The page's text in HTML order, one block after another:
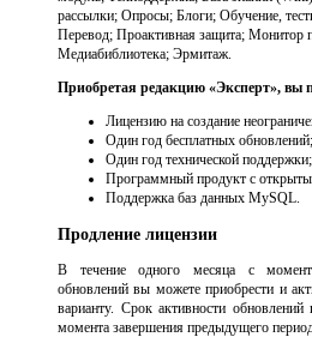
рассылки; Опросы; Блоги; Обучение,
Перевод; Проактивная защита; Монитор
Медиабиблиотека; Эрмитаж.
Приобретая редакцию «Эксперт», вы
Лицензию на создание
Один год бесплатных обновлений;
Один год технической поддержки;
Программный продукт с
Поддержка баз данных MySQL.
Продление лицензии
В течение одного месяца с
обновлений вы можете приобрести и
варианту. Срок активности
момента завершения предыдущего